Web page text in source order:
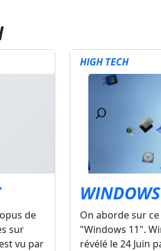
de
sur
vu par
HIGH TECH
On aborde sur
"Windows 11".
révélé le 24 Juin